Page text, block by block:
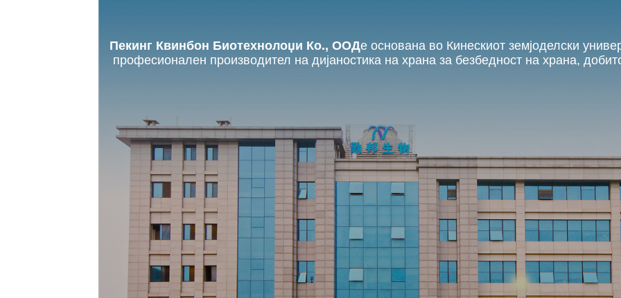
Пекинг Квинбон Биотехнолоџи Ко., ООДе основана во Кинескиот земјоделски
професионален производител на дијаностика на храна за безбедност на храна,